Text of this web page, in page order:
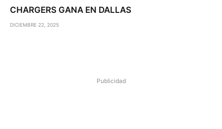
CHARGERS GANA EN DALLAS
DICIEMBRE 22, 2025
Publicidad